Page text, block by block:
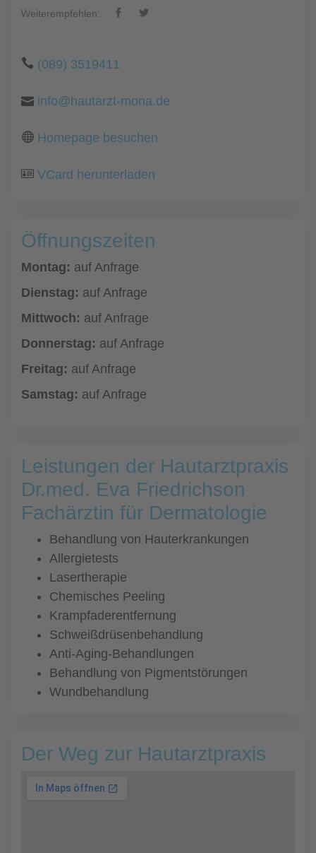
Weiterempfehlen:
(089) 3519411
info@hautarzt-mona.de
Homepage besuchen
VCard herunterladen
Öffnungszeiten
Montag: auf Anfrage
Dienstag: auf Anfrage
Mittwoch: auf Anfrage
Donnerstag: auf Anfrage
Freitag: auf Anfrage
Samstag: auf Anfrage
Leistungen der Hautarztpraxis
Dr.med. Eva Friedrichson
Fachärztin für Dermatologie
Behandlung von Hauterkrankungen
Allergietests
Lasertherapie
Chemisches Peeling
Krampfaderentfernung
Schweißdrüsenbehandlung
Anti-Aging-Behandlungen
Behandlung von Pigmentstörungen
Wundbehandlung
Der Weg zur Hautarztpraxis